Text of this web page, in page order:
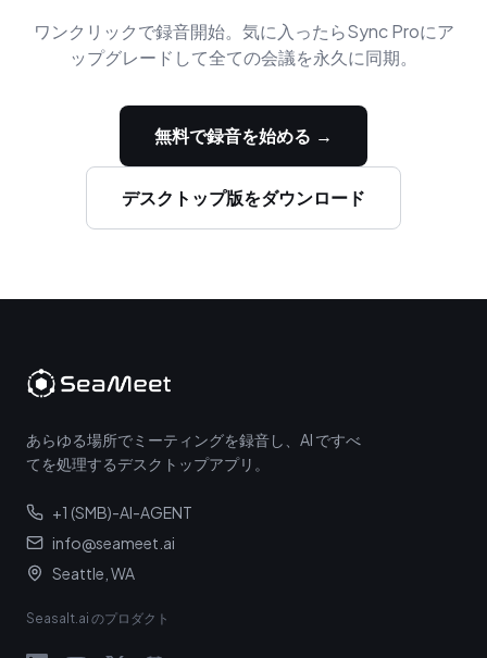
ワンクリックで録音開始。気に入ったらSync Proにア
ップグレードして全ての会議を永久に同期。
無料で録音を始める →
デスクトップ版をダウンロード
あらゆる場所でミーティングを録音し、AI ですべ
てを処理するデスクトップアプリ。
+1 (SMB)-AI-AGENT
info@seameet.ai
Seattle, WA
Seasalt.ai のプロダクト